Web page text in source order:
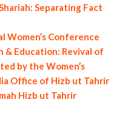
Separating Fact
Women’s Conference
& Education: Revival of
by the Women’s
Office of Hizb ut Tahrir
Hizb ut Tahrir